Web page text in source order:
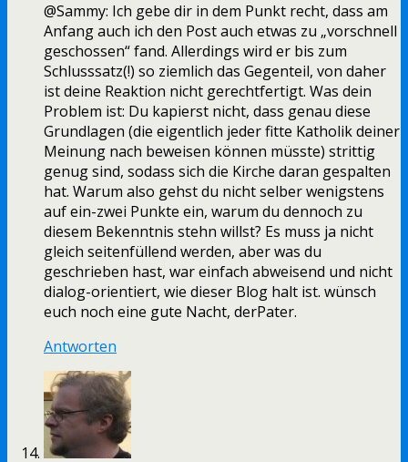
@Sammy: Ich gebe dir in dem Punkt recht, dass am
Anfang auch ich den Post auch etwas zu „vorschnell
geschossen“ fand. Allerdings wird er bis zum
Schlusssatz(!) so ziemlich das Gegenteil, von daher
ist deine Reaktion nicht gerechtfertigt. Was dein
Problem ist: Du kapierst nicht, dass genau diese
Grundlagen (die eigentlich jeder fitte Katholik deiner
Meinung nach beweisen können müsste) strittig
genug sind, sodass sich die Kirche daran gespalten
hat. Warum also gehst du nicht selber wenigstens
auf ein-zwei Punkte ein, warum du dennoch zu
diesem Bekenntnis stehn willst? Es muss ja nicht
gleich seitenfüllend werden, aber was du
geschrieben hast, war einfach abweisend und nicht
dialog-orientiert, wie dieser Blog halt ist. wünsch
euch noch eine gute Nacht, derPater.
Antworten